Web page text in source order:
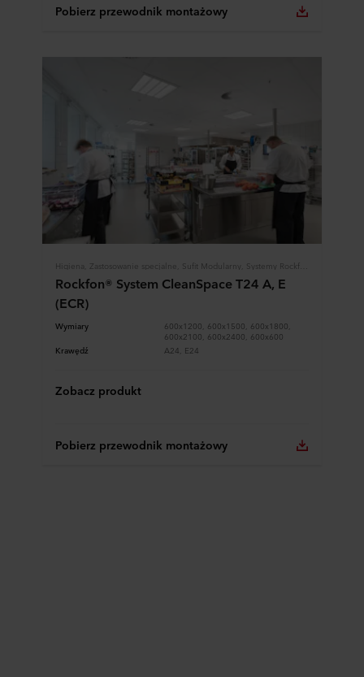
Pobierz przewodnik montażowy
Rockfon® System CleanSpace T24 A, E
(ECR)
Wymiary
600x1200, 600x1500, 600x1800,
600x2100, 600x2400, 600x600
Krawędź
A24, E24
Zobacz produkt
Pobierz przewodnik montażowy